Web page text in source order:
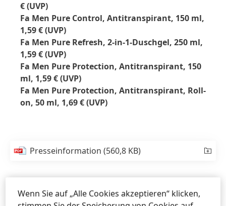
€(UVP)
Fa Men Pure Control, Antitranspirant, 150 ml,
1,59 €(UVP)
Fa Men Pure Refresh, 2-in-1-Duschgel, 250 ml,
1,59 €(UVP)
Fa Men Pure Protection, Antitranspirant, 150
ml, 1,59 €(UVP)
Fa Men Pure Protection, Antitranspirant, Roll-
on, 50 ml, 1,69 €(UVP)
Presseinformation(560,8 KB)
Presseinformation(124,1 KB)
Wenn Sie auf „Alle Cookies akzeptieren“ klicken,